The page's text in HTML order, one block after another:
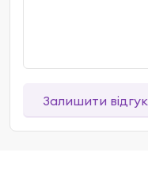
Залишити відгук